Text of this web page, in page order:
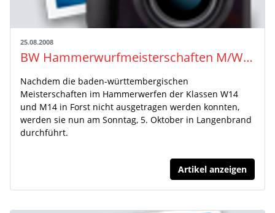
25.08.2008
BW Hammerwurfmeisterschaften M/W14 in Langenbrand
Nachdem die baden-württembergischen
Meisterschaften im Hammerwerfen der Klassen W14
und M14 in Forst nicht ausgetragen werden konnten,
werden sie nun am Sonntag, 5. Oktober in Langenbrand
durchführt.
Artikel anzeigen